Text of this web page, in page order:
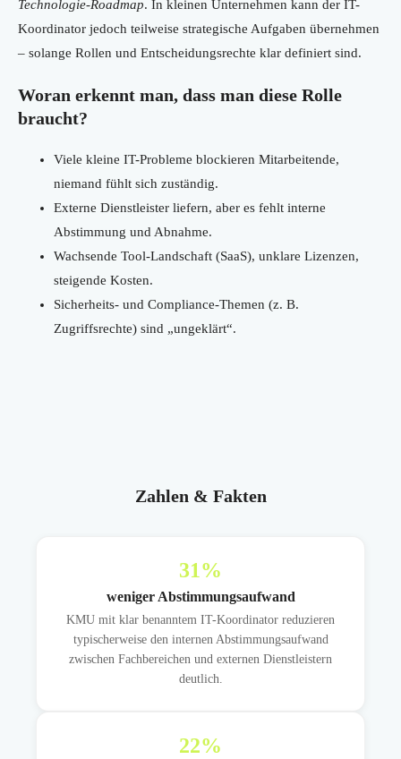
Technologie-Roadmap. In kleinen Unternehmen kann der IT-
Koordinator jedoch teilweise strategische Aufgaben übernehmen
– solange Rollen und Entscheidungsrechte klar definiert sind.
Woran erkennt man, dass man diese Rolle
braucht?
Viele kleine IT-Probleme blockieren Mitarbeitende,
niemand fühlt sich zuständig.
Externe Dienstleister liefern, aber es fehlt interne
Abstimmung und Abnahme.
Wachsende Tool-Landschaft (SaaS), unklare Lizenzen,
steigende Kosten.
Sicherheits- und Compliance-Themen (z. B.
Zugriffsrechte) sind „ungeklärt“.
Zahlen & Fakten
31%
weniger Abstimmungsaufwand
KMU mit klar benanntem IT-Koordinator reduzieren
typischerweise den internen Abstimmungsaufwand
zwischen Fachbereichen und externen Dienstleistern
deutlich.
22%